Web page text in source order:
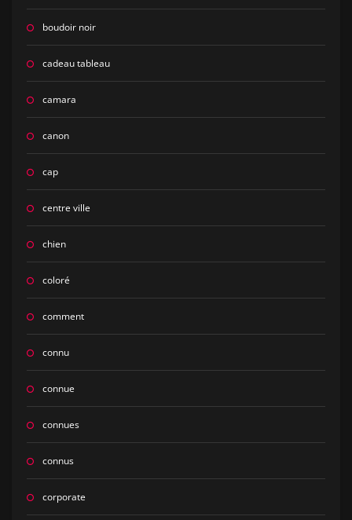
boudoir noir
cadeau tableau
camara
canon
cap
centre ville
chien
coloré
comment
connu
connue
connues
connus
corporate